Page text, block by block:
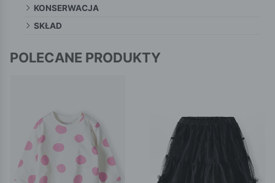
KONSERWACJA
SKŁAD
POLECANE PRODUKTY